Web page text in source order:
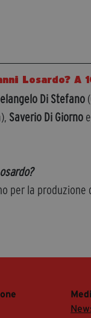
Losardo? A
Di Stefano
Saverio Di Giorno e
per la produzione